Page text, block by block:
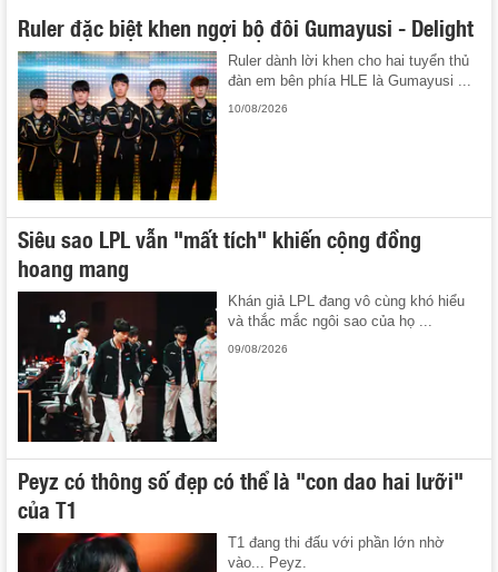
Ruler đặc biệt khen ngợi bộ đôi Gumayusi - Delight
Ruler dành lời khen cho hai tuyển thủ
đàn em bên phía HLE là Gumayusi ...
10/08/2026
Siêu sao LPL vẫn "mất tích" khiến cộng đồng
hoang mang
Khán giả LPL đang vô cùng khó hiểu
và thắc mắc ngôi sao của họ ...
09/08/2026
Peyz có thông số đẹp có thể là "con dao hai lưỡi"
của T1
T1 đang thi đấu với phần lớn nhờ
vào... Peyz.